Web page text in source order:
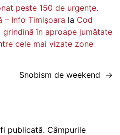
peste 150 de urgențe.
– Info Timișoara la Cod
în aproape jumătate
cele mai vizate zone
Snobism de weekend
publicată. Câmpurile